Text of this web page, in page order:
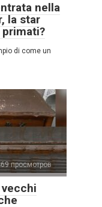
nella
la star
di come un
просмотров